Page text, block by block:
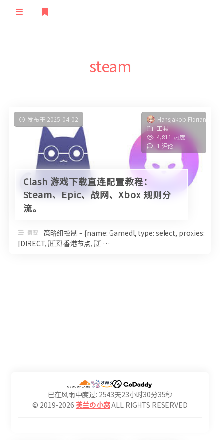
极客
随想
笔记
TS语音
STEAM
STATUS
留言
友人
说说
steam
发布于 2025-04-02
Hansjakob Florian
工具
4,811 热度
1 评论
Clash 游戏下载直连配置教程：
Steam、Epic、战网、Xbox 规则分
流。
摘要
策略组控制 – {name: Gamedl, type: select, proxies:
[DIRECT, 🇭🇰 香港节点, 🇯 …
已在风雨中度过: 2543天23小时30分35秒
© 2019-2026 芙兰の小窝ALL RIGHTS RESERVED